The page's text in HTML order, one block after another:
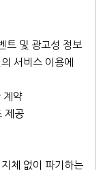
트 및 광고성 정보
서비스 이용에
계약
제공
체 없이 파기하는